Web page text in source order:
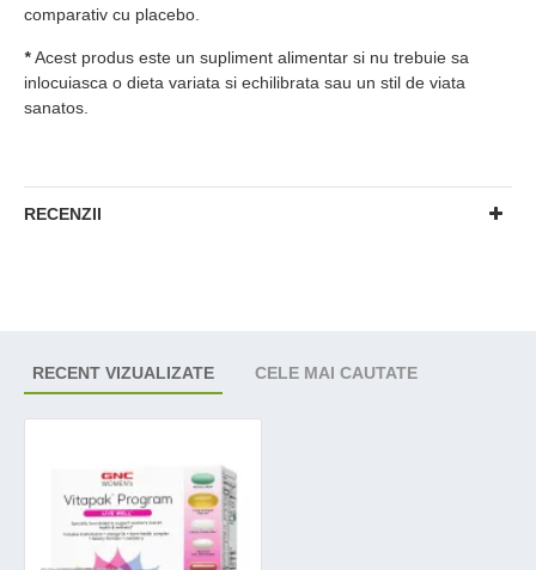
comparativ cu placebo.
*Acest produs este un supliment alimentar si nu trebuie sa
inlocuiasca o dieta variata si echilibrata sau un stil de viata
sanatos.
RECENZII
RECENT VIZUALIZATE CELE MAI CAUTATE